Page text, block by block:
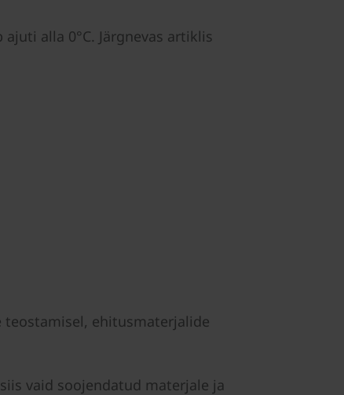
alla 0°C. Järgnevas artiklis
ehitusmaterjalide
vaid soojendatud materjale ja